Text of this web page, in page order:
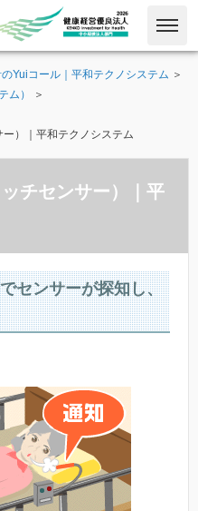
Yuiコール｜平和テクノシステム ＞
ム）
＞
）｜平和テクノシステム
チセンサー）｜平
センサーが探知し、